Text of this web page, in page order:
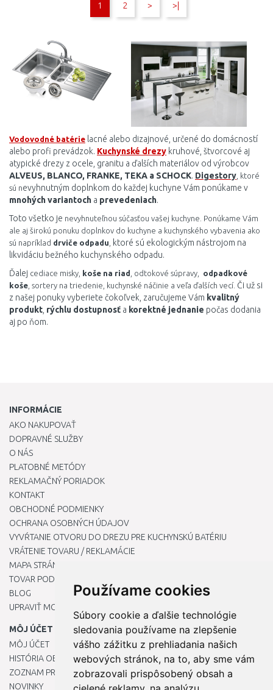
Používame cookies
Súbory cookie a ďalšie technológie
sledovania používame na zlepšenie
vášho zážitku z prehliadania našich
webových stránok, na to, aby sme vám
zobrazovali prispôsobený obsah a
1 2 > >|
Vodovodné batérie lacné alebo dizajnové, určené do domácností
alebo profi prevádzok. Kuchynské drezy kruhové, štvorcové aj
atypické drezy z ocele, granitu a ďalších materiálov od výrobcov
ALVEUS, BLANCO, FRANKE, TEKA a SCHOCK. Digestory , ktoré
sú nevyhnutným doplnkom do každej kuchyne Vám ponúkame v
mnohých variantoch a prevedeniach.
Toto všetko je nevyhnuteľnou súčasťou vašej kuchyne. Ponúkame Vám
ale aj širokú ponuku doplnkov do kuchyne a kuchynského vybavenia ako
sú napríklad drviče odpadu
ktoré sú ekologickým nástrojom na
likvidáciu bežného kuchynského odpadu.
Ďalej cediace misky, koše na riad , odtokové súpravy, odpadkové
koše , sortery na triedenie, kuchynské náčinie a veľa ďalších vecí. Či už si
z našej ponuky vyberiete čokoľvek, zaručujeme Vám kvalitný
produkt rýchlu dostupnosť a korektné jednanie počas dodania
aj po ňom.
INFORMÁCIE
AKO NAKUPOVAŤ
DOPRAVNÉ SLUŽBY
O NÁS
PLATOBNÉ METÓDY
REKLAMAČNÝ PORIADOK
KONTAKT
OBCHODNÉ PODMIENKY
OCHRANA OSOBNÝCH ÚDAJOV
VYVŔTANIE OTVORU DO DREZU PRE KUCHYNSKÚ BATÉRIU
VRÁTENIE TOVARU / REKLAMÁCIE
MAPA STRÁNOK
TOVAR PODĽA ZNAČIEK
BLOG
UPRAVIŤ MOJE PREDVOĽBY COOKIES
MÔJ ÚČET
MÔJ ÚČET
HISTÓRIA OBJEDNÁVOK
ZOZNAM PRIANÍ
NOVINKY